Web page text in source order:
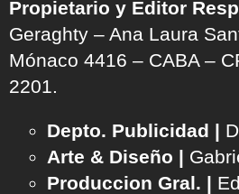
Propietario y Editor
Geraghty – Ana Laura
Mónaco 4416 – CABA –
2201.
Depto. Publicidad |
Arte & Diseño |
Produccion Gral. |